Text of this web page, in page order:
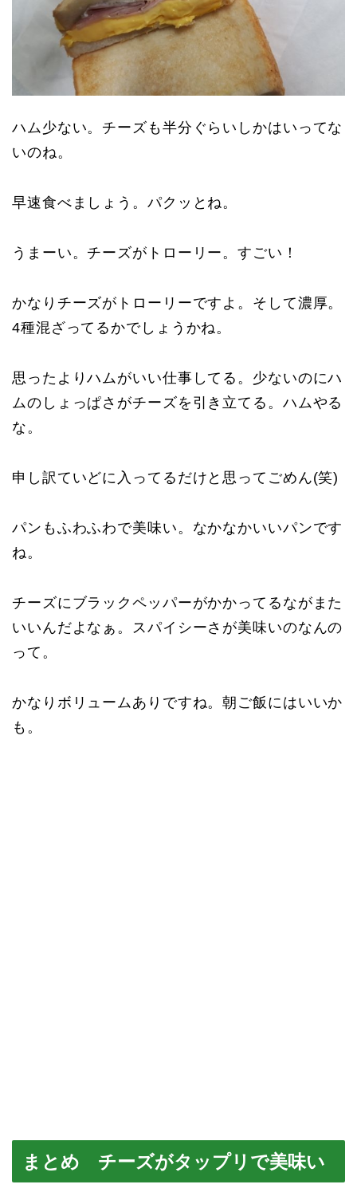
ハム少ない。チーズも半分ぐらいしかはいってな
いのね。
早速食べましょう。パクッとね。
うまーい。チーズがトローリー。すごい！
かなりチーズがトローリーですよ。そして濃厚。
4種混ざってるかでしょうかね。
思ったよりハムがいい仕事してる。少ないのにハ
ムのしょっぱさがチーズを引き立てる。ハムやる
な。
申し訳ていどに入ってるだけと思ってごめん(笑)
パンもふわふわで美味い。なかなかいいパンです
ね。
チーズにブラックペッパーがかかってるながまた
いいんだよなぁ。スパイシーさが美味いのなんの
って。
かなりボリュームありですね。朝ご飯にはいいか
も。
まとめ チーズがタップリで美味い